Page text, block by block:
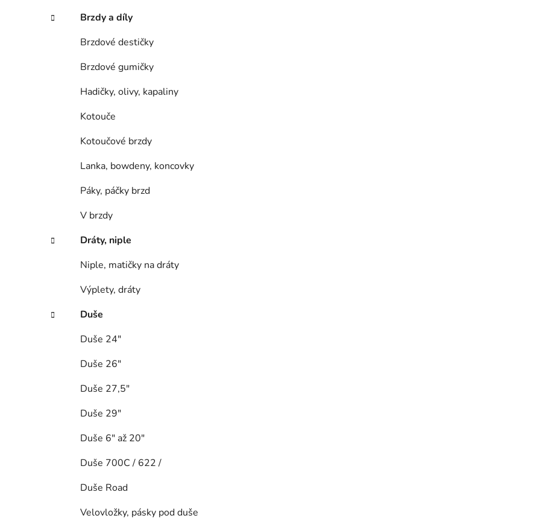
Brzdy a díly
Brzdové destičky
Brzdové gumičky
Hadičky, olivy, kapaliny
Kotouče
Kotoučové brzdy
Lanka, bowdeny, koncovky
Páky, páčky brzd
V brzdy
Dráty, niple
Niple, matičky na dráty
Výplety, dráty
Duše
Duše 24"
Duše 26"
Duše 27,5"
Duše 29"
Duše 6" až 20"
Duše 700C / 622 /
Duše Road
Velovložky, pásky pod duše